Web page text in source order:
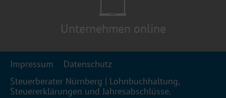
Unternehmen online
Impressum
Datenschutz
Steuerberater Nürnberg | Lohnbuchhaltung,
Steuererklärungen und Jahresabschlüsse.